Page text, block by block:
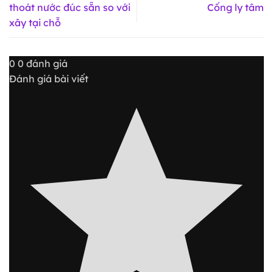
thoát nước đúc sẵn so với
xây tại chỗ
Cống ly tâm
0 0 đánh giá
Đánh giá bài viết